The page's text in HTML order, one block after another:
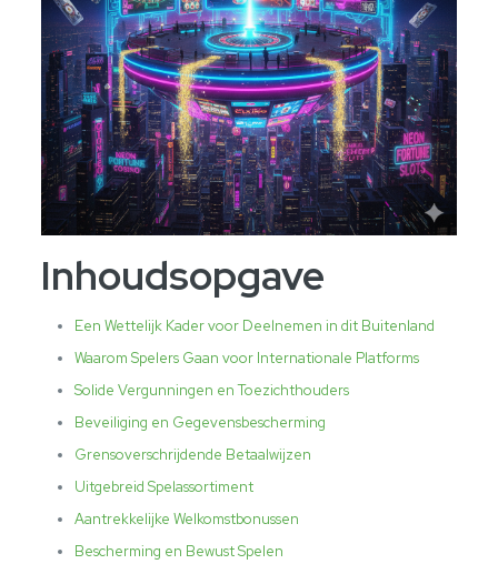
Inhoudsopgave
Een Wettelijk Kader voor Deelnemen in dit Buitenland
Waarom Spelers Gaan voor Internationale Platforms
Solide Vergunningen en Toezichthouders
Beveiliging en Gegevensbescherming
Grensoverschrijdende Betaalwijzen
Uitgebreid Spelassortiment
Aantrekkelijke Welkomstbonussen
Bescherming en Bewust Spelen